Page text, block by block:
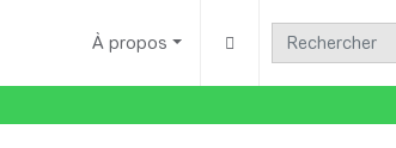
À propos